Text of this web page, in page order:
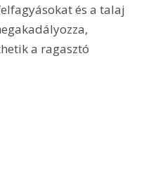
és a talaj
a ragasztó